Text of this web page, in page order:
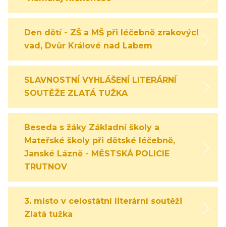
Den dětí - ZŠ a MŠ při léčebně zrakových
vad, Dvůr Králové nad Labem
SLAVNOSTNÍ VYHLÁŠENÍ LITERÁRNÍ
SOUTĚŽE ZLATÁ TUŽKA
Beseda s žáky Základní školy a
Mateřské školy při dětské léčebně,
Janské Lázně - MĚSTSKÁ POLICIE
TRUTNOV
3. místo v celostátní literární soutěži
Zlatá tužka